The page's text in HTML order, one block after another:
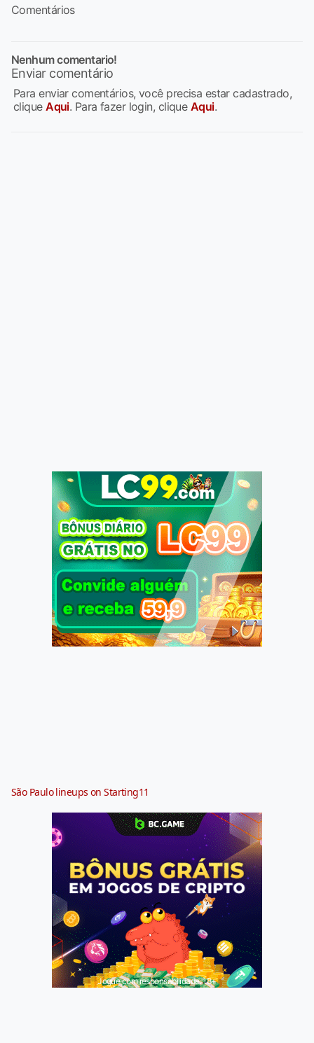
Comentários
Nenhum comentario!
Enviar comentário
Para enviar comentários, você precisa estar cadastrado,
cliqueAqui. Para fazer login, clique Aqui.
São Paulo lineups on Starting11
Jogue com responsabilidade. 18+